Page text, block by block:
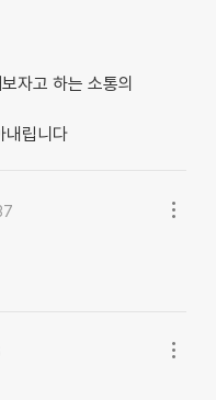
자고 하는 소통의
내립니다